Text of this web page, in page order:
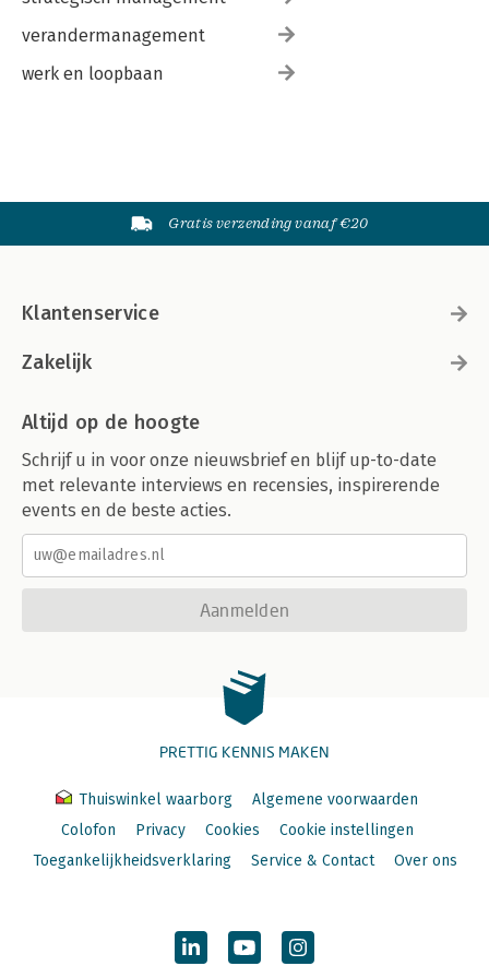
Effectieve communicatie met belanghebbenden voor
functioneel beheerders 186
Register 214
verandermanagement
werk en loopbaan
Gratis verzending vanaf €20
Klantenservice
Zakelijk
Altijd op de hoogte
Schrijf u in voor onze nieuwsbrief en blijf up-to-date
met relevante interviews en recensies, inspirerende
events en de beste acties.
Aanmelden
PRETTIG KENNIS MAKEN
Thuiswinkel waarborg
Algemene voorwaarden
Colofon
Privacy Cookies
Cookie instellingen
Toegankelijkheidsverklaring
Service & Contact Over ons